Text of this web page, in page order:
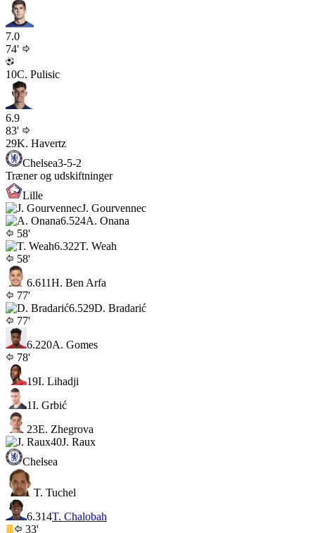
7.0
74'
10C. Pulisic
6.9
83'
29K. Havertz
Chelsea3-5-2
Træner og udskiftninger
Lille
J. Gourvennec
6.524A. Onana
58'
6.322T. Weah
58'
6.611H. Ben Arfa
77'
6.529D. Bradarić
77'
6.220A. Gomes
78'
19I. Lihadji
1I. Grbić
23E. Zhegrova
40J. Raux
Chelsea
T. Tuchel
6.314T. Chalobah
33'